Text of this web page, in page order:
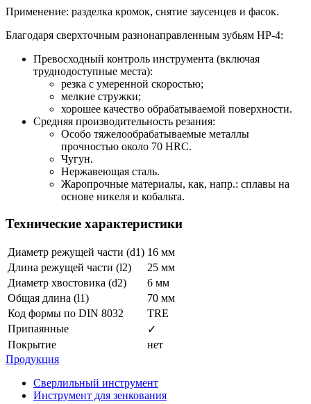
Применение: разделка кромок, снятие заусенцев и фасок.
Благодаря сверхточным разнонаправленным зубьям HP-4:
Превосходный контроль инструмента (включая
труднодоступные места):
резка с умеренной скоростью;
мелкие стружки;
хорошее качество обрабатываемой поверхности.
Средняя производительность резания:
Особо тяжелообрабатываемые металлы
прочностью около 70 HRC.
Чугун.
Нержавеющая сталь.
Жаропрочные материалы, как, напр.: сплавы на
основе никеля и кобальта.
Технические характеристики
Диаметр режущей части (d1) 16 мм
Длина режущей части (l2)
25 мм
Диаметр хвостовика (d2)
6 мм
Общая длина (l1)
70 мм
Код формы по DIN 8032
TRE
Припаянные
✓
Покрытие
нет
Продукция
Сверлильный инструмент
Инструмент для зенкования